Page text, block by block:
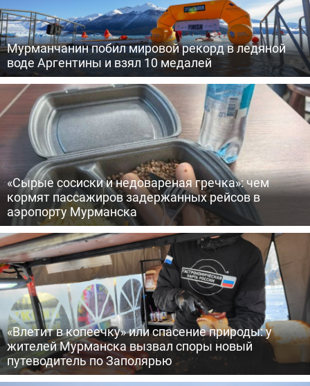
Мурманчанин побил мировой рекорд в ледяной
воде Аргентины и взял 10 медалей
«Сырые сосиски и недовареная гречка»: чем
кормят пассажиров задержанных рейсов в
аэропорту Мурманска
«Влетит в копеечку» или спасение природы: у
жителей Мурманска вызвал споры новый
путеводитель по Заполярью